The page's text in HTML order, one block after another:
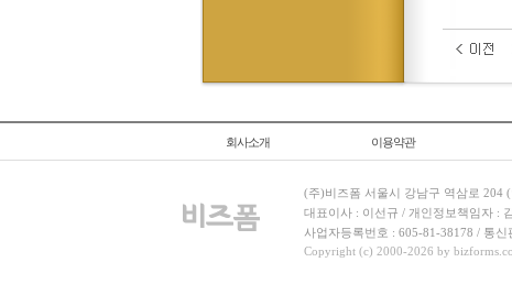
회사소개 이용약관
(주)비즈폼 서울시 강남구 역삼로 204
대표이사 : 이선규 / 개인정보책임자 :
사업자등록번호 : 605-81-38178 / 통
Copyright (c) 2000-2026 by